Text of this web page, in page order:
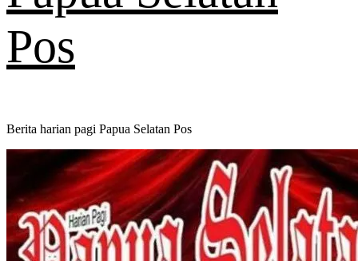
Pos
Berita harian pagi Papua Selatan Pos
Primary